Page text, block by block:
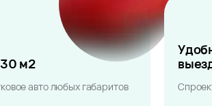
м2
авто любых габаритов